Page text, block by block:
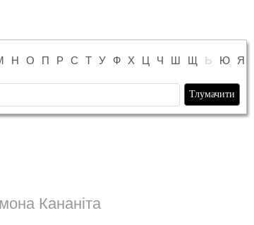
Н О П Р С Т У Ф Х Ц Ч Ш Щ Ь Ю Я
Кананіта